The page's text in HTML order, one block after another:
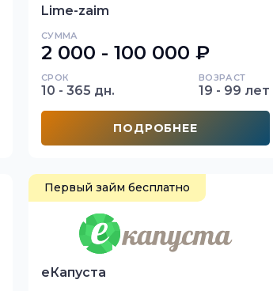
Lime-zaim
СУММА
2 000 - 100 000 ₽
СРОК
10 - 365 дн.
ВОЗРАСТ
19 - 99 лет
ПОДРОБНЕЕ
Первый займ бесплатно
еКапуста